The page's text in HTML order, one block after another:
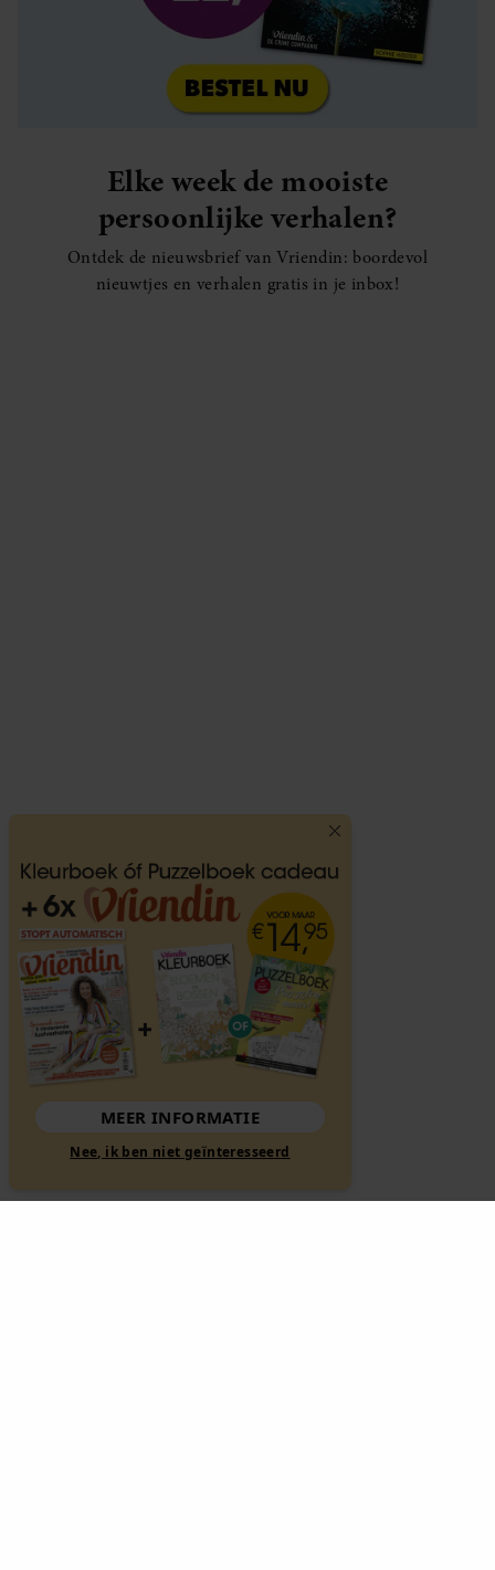
Elke week de mooiste
persoonlijke verhalen?
Ontdek de nieuwsbrief van Vriendin: boordevol
nieuwtjes en verhalen gratis in je inbox!
MEER INFORMATIE
Nee, ik ben niet geïnteresseerd